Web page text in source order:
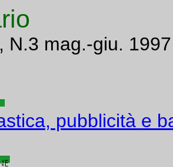
N.3 mag.-giu. 1997
pubblicità e